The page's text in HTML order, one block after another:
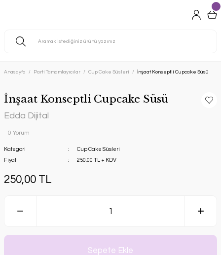
Anasayfa Parti Tamamlayıcılar Cup Cake Süsleri İnşaat Konseptli Cupcake Süsü
İnşaat Konseptli Cupcake Süsü
Edda Dijital
0 Yorum
Kategori
Cup Cake Süsleri
Fiyat
250,00 TL + KDV
250,00 TL
Sepete Ekle